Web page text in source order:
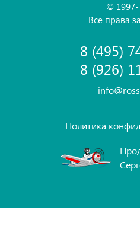
© 1997-
Все права
8 (495)
8 (926)
Политика